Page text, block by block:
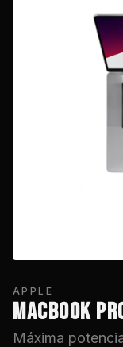
APPLE
MACBOOK
Máxima